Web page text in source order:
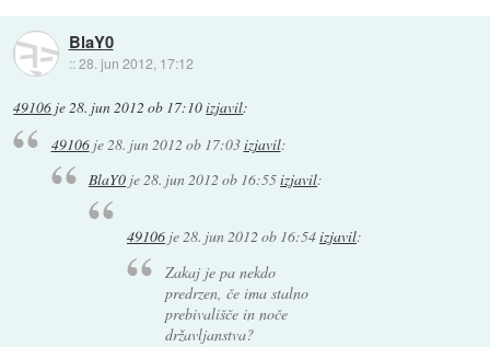
BlaY0
::28. jun 2012, 17:12
49106 je28. jun 2012 ob 17:10izjavil:
49106je 28. jun 2012 ob 17:03izjavil:
BlaY0 je28. jun 2012 ob 16:55izjavil:
49106je28. jun 2012 ob 16:54izjavil:
Zakaj je pa nekdo
predrzen, če ima stalno
prebivališče in noče
državljanstva?